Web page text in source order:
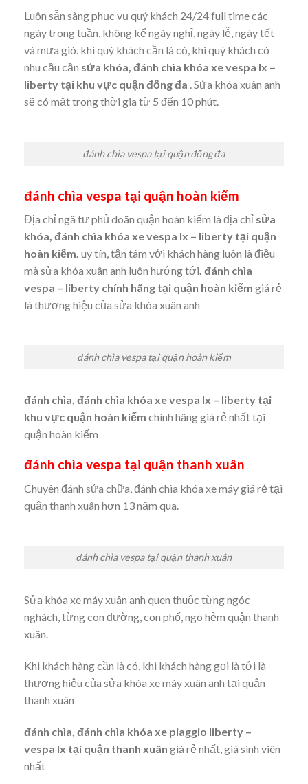
Luôn sẵn sàng phục vụ quý khách 24/24 full time các
ngày trong tuần, không kể ngày nghỉ, ngày lễ, ngày tết
và mưa gió. khi quý khách cần là có, khi quý khách có
nhu cầu cần sửa khóa, đánh chìa khóa xe vespa lx –
liberty tại khu vực quận đống đa . Sửa khóa xuân anh
sẽ có mặt trong thời gia từ 5 đến 10 phút.
đánh chìa vespa tại quận đống đa
đánh chìa vespa tại quận hoàn kiếm
Địa chỉ ngã tư phủ doãn quận hoàn kiếm là địa chỉ sửa
khóa, đánh chìa khóa xe vespa lx – liberty tại quận
hoàn kiếm. uy tín, tận tâm với khách hàng luôn là điều
mà sửa khóa xuân anh luôn hướng tới. đánh chìa
vespa – liberty chính hãng tại quận hoàn kiếm giá rẻ
là thương hiệu của sửa khóa xuân anh
đánh chìa vespa tại quận hoàn kiếm
đánh chìa, đánh chìa khóa xe vespa lx – liberty tại
khu vực quận hoàn kiếm chính hãng giá rẻ nhất tại
quận hoàn kiếm
đánh chìa vespa tại quận thanh xuân
Chuyên đánh sửa chữa, đánh chìa khóa xe máy giá rẻ tại
quận thanh xuân hơn 13 năm qua.
đánh chìa vespa tại quận thanh xuân
Sửa khóa xe máy xuân anh quen thuộc từng ngóc
nghách, từng con đường, con phố, ngõ hẻm quận thanh
xuân.
Khi khách hàng cần là có, khi khách hàng gọi là tới là
thương hiệu của sửa khóa xe máy xuân anh tại quận
thanh xuân
đánh chìa, đánh chìa khóa xe piaggio liberty –
vespa lx tại quận thanh xuân giá rẻ nhất, giá sinh viên
nhất